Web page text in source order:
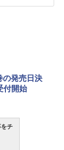
の発売日決
付開始
チ